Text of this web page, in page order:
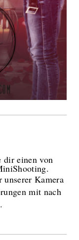
dir einen von
Kamera
mit nach